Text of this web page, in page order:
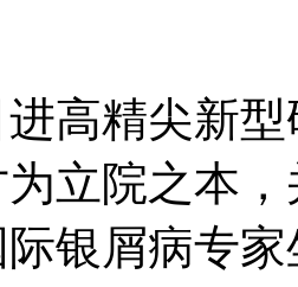
进高精尖新
立院之本
银屑病专